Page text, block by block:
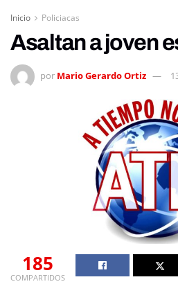
Inicio Policiacas
Asaltan a joven
por Mario Gerardo Ortiz
185
COMPARTIDOS